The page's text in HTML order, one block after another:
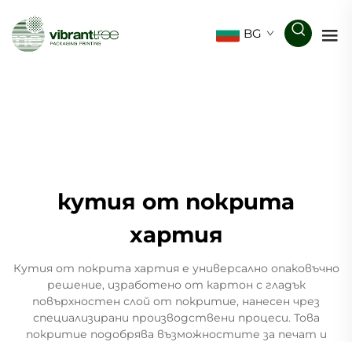
BG
кутия от покрита
хартия
Кутия от покрита хартия е универсално опаковъчно
решение, изработено от картон с гладък
повърхностен слой от покритие, нанесен чрез
специализирани производствени процеси. Това
покритие подобрява възможностите за печат и